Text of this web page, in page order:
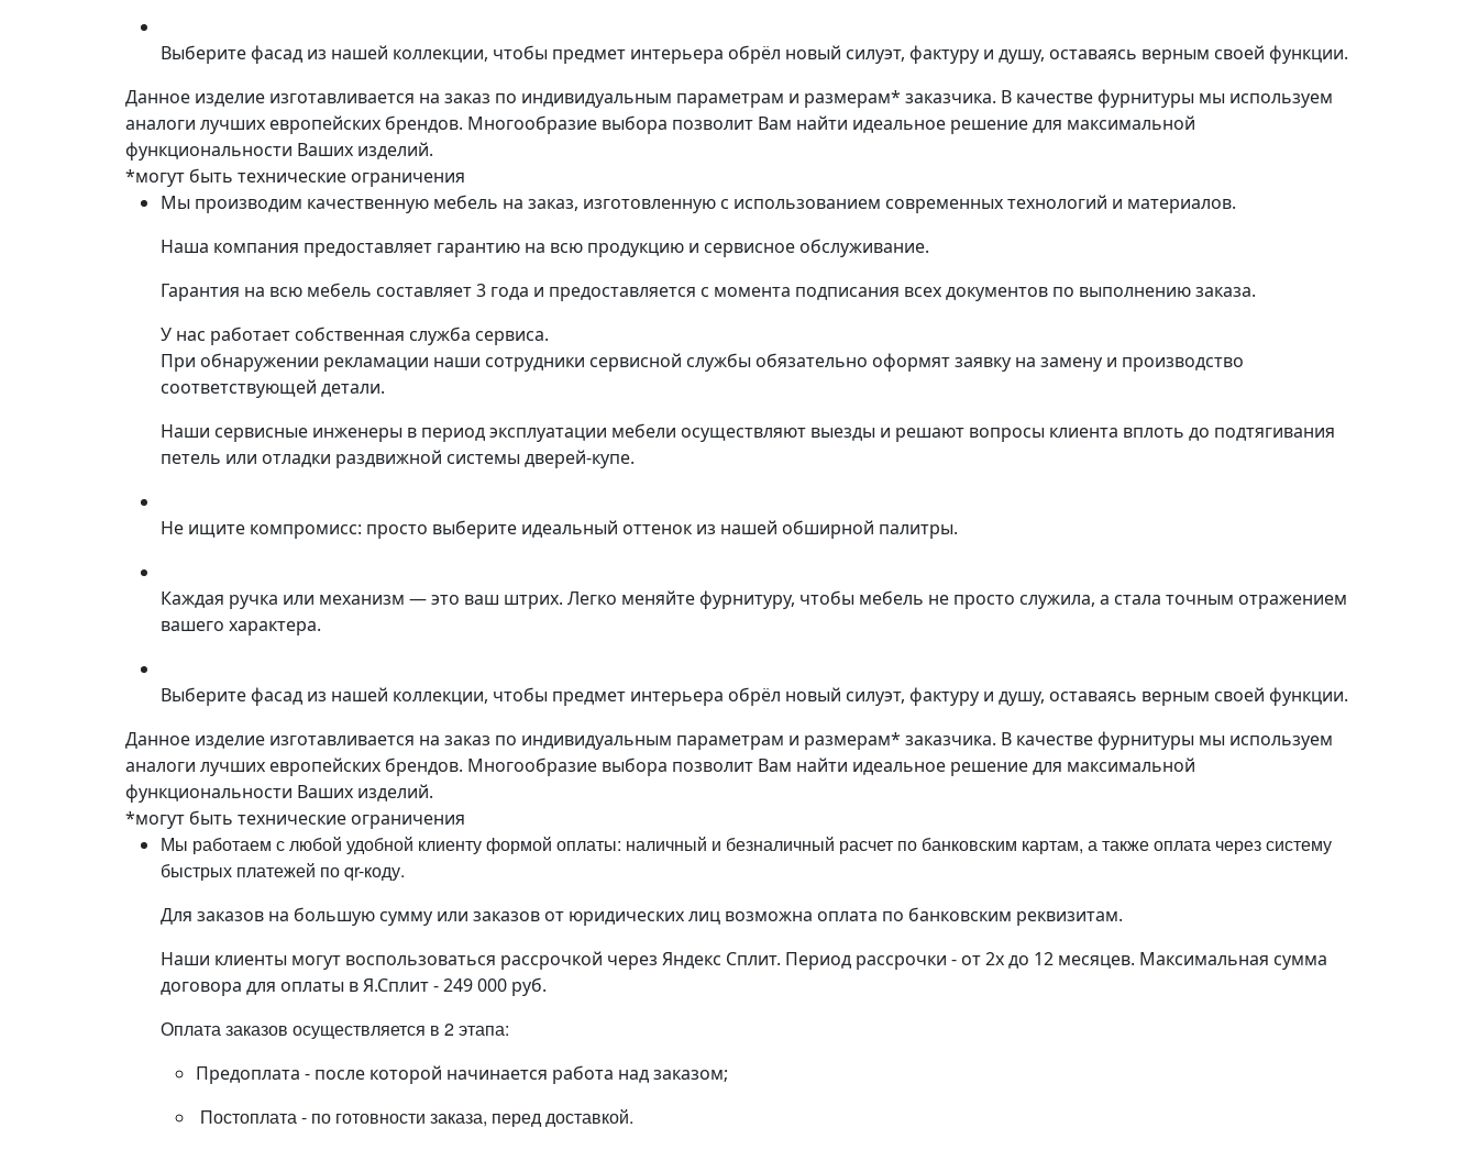
Выберите фасад из нашей коллекции, чтобы предмет интерьера обрёл новый силуэт, фактуру и душу, оставаясь верным своей функции.
Данное изделие изготавливается на заказ по индивидуальным параметрам и размерам* заказчика. В качестве фурнитуры мы используем
аналоги лучших европейских брендов. Многообразие выбора позволит Вам найти идеальное решение для максимальной
функциональности Ваших изделий.
*могут быть технические ограничения
Мы производим качественную мебель на заказ, изготовленную с использованием современных технологий и материалов.
Наша компания предоставляет гарантию на всю продукцию и сервисное обслуживание.
Гарантия на всю мебель составляет 3 года и предоставляется с момента подписания всех документов по выполнению заказа.
У нас работает собственная служба сервиса.
При обнаружении рекламации наши сотрудники сервисной службы обязательно оформят заявку на замену и производство
соответствующей детали.
Наши сервисные инженеры в период эксплуатации мебели осуществляют выезды и решают вопросы клиента вплоть до подтягивания
петель или отладки раздвижной системы дверей-купе.
Не ищите компромисс: просто выберите идеальный оттенок из нашей обширной палитры.
Каждая ручка или механизм — это ваш штрих. Легко меняйте фурнитуру, чтобы мебель не просто служила, а стала точным отражением
вашего характера.
Выберите фасад из нашей коллекции, чтобы предмет интерьера обрёл новый силуэт, фактуру и душу, оставаясь верным своей функции.
Данное изделие изготавливается на заказ по индивидуальным параметрам и размерам* заказчика. В качестве фурнитуры мы используем
аналоги лучших европейских брендов. Многообразие выбора позволит Вам найти идеальное решение для максимальной
функциональности Ваших изделий.
*могут быть технические ограничения
Мы работаем с любой удобной клиенту формой оплаты: наличный и безналичный расчет по банковским картам, а также оплата через систему
быстрых платежей по qr-коду.
Для заказов на большую сумму или заказов от юридических лиц возможна оплата по банковским реквизитам.
Наши клиенты могут воспользоваться рассрочкой через Яндекс Сплит. Период рассрочки - от 2х до 12 месяцев. Максимальная сумма
договора для оплаты в Я.Сплит - 249 000 руб.
Оплата заказов осуществляется в 2 этапа:
Предоплата - после которой начинается работа над заказом;
Постоплата - по готовности заказа, перед доставкой.